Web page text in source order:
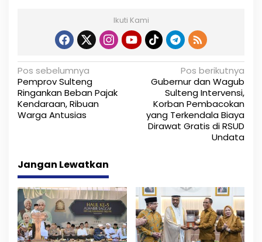
Ikuti Kami
N
a
v
a
s
i
p
Pos sebelumnya
Pemprov Sulteng
Ringankan Beban Pajak
Kendaraan, Ribuan
Warga Antusias
Pos berikutnya
Gubernur dan Wagub
Sulteng Intervensi,
Korban Pembacokan
yang Terkendala Biaya
Dirawat Gratis di RSUD
Undata
Jangan Lewatkan